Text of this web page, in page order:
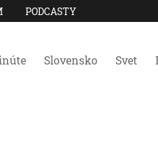
PODCASTY
Slovensko Svet